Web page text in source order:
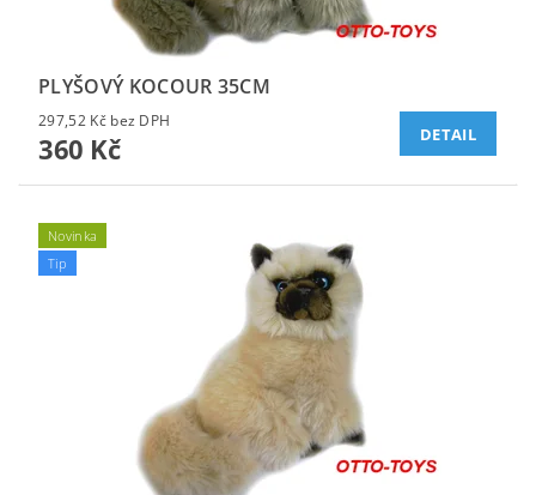
PLYŠOVÝ KOCOUR 35CM
297,52 Kč bez DPH
360 Kč DETAIL
Novinka
Tip